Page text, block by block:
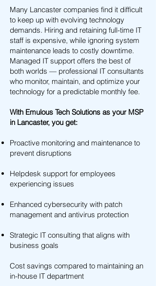
Many Lancaster companies find it difficult
to keep up with evolving technology
demands. Hiring and retaining full-time IT
staff is expensive, while ignoring system
maintenance leads to costly downtime.
Managed IT support offers the best of
both worlds — professional IT consultants
who monitor, maintain, and optimize your
technology for a predictable monthly fee.
With Emulous Tech Solutions as your MSP
in Lancaster, you get:
Proactive monitoring and maintenance to
prevent disruptions
Helpdesk support for employees
experiencing issues
Enhanced cybersecurity with patch
management and antivirus protection
Strategic IT consulting that aligns with
business goals
Cost savings compared to maintaining an
in-house IT department